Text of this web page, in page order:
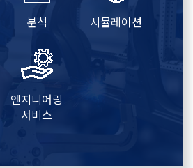
분석 시뮬레이션
엔지니어링
서비스